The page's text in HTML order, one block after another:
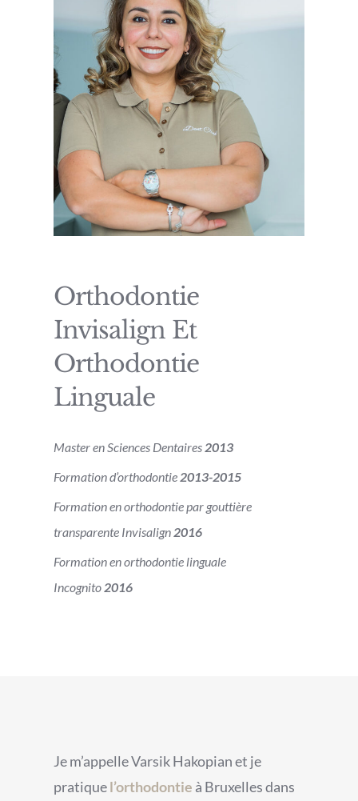
Orthodontie
Invisalign Et
Orthodontie
Linguale
Master en Sciences Dentaires2013
Formation d’orthodontie2013-2015
Formation en orthodontie par gouttière
transparente Invisalign2016
Formation en orthodontie linguale
Incognito2016
Je m’appelle Varsik Hakopian et je
pratiquel’orthodontie à Bruxelles dans